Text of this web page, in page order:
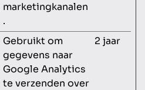
marketingkanalen
.
Gebruikt om
gegevens naar
Google Analytics
te verzenden over
2 jaar